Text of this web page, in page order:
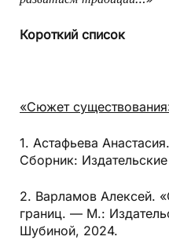
Короткий список
«Сюжет
1. Астафьева
Сборник:
2. Варламов Алексей.
границ. — М.:
Шубиной, 2024.